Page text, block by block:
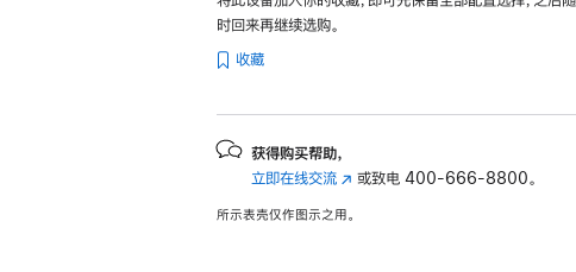
时回来再继续选购。
收藏
获得购买帮助，
立即在线交流 (在 或致电400-666-8800。
所示表壳仅作图示之用。